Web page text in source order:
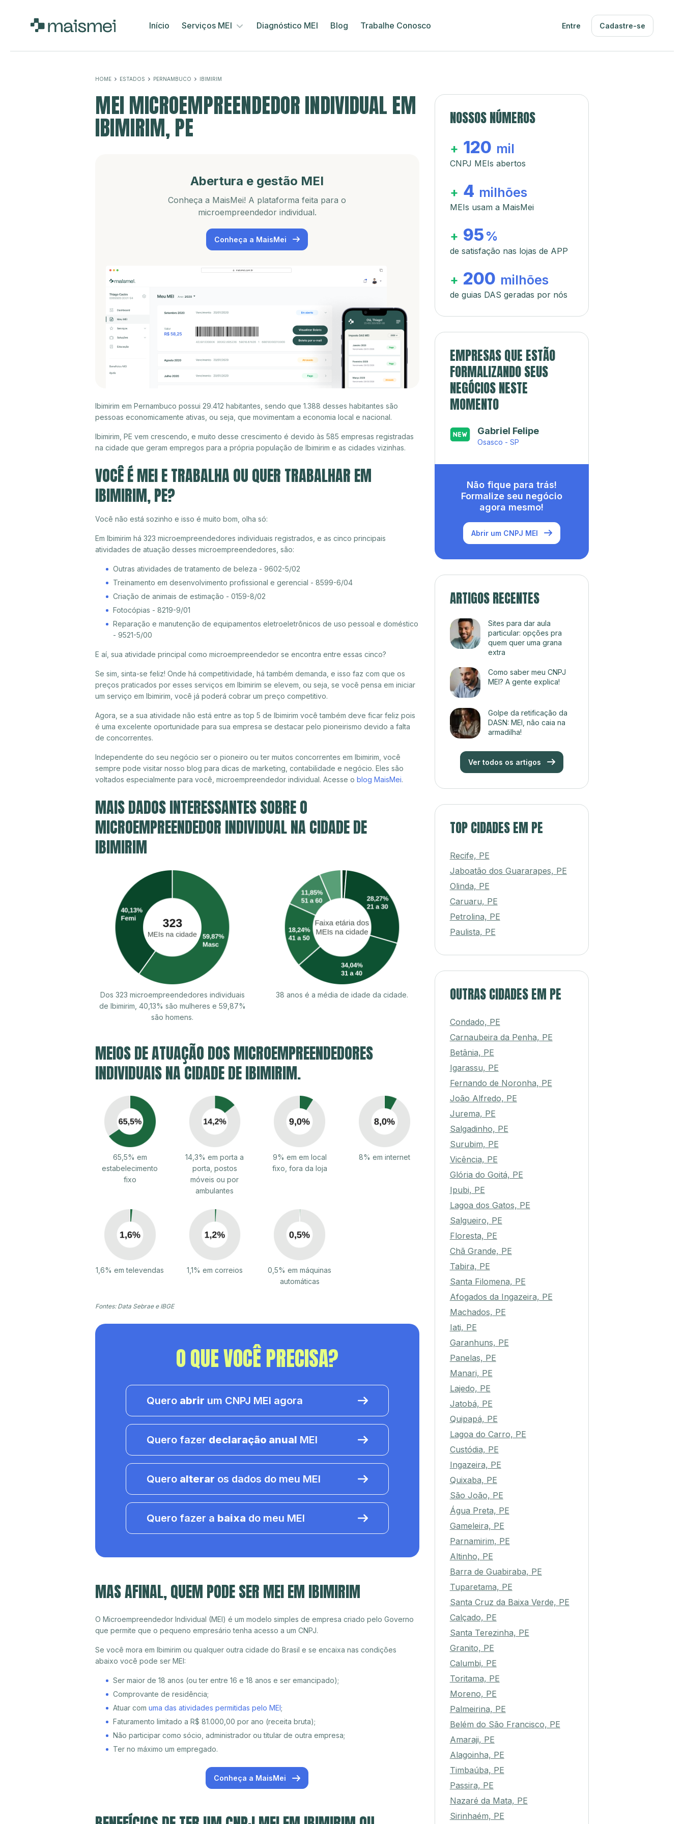
Início Serviços MEI Diagnóstico MEI Blog Trabalhe Conosco Entre Cadastre-se
HOME ESTADOS PERNAMBUCO IBIMIRIM
MEI MICROEMPREENDEDOR INDIVIDUAL EM
IBIMIRIM, PE
Abertura e gestão MEI
Conheça a MaisMei! A plataforma feita para o
microempreendedor individual.
Conheça a MaisMei
Ibimirim em Pernambuco possui 29.412 habitantes, sendo que 1.388 desses habitantes são
pessoas economicamente ativas, ou seja, que movimentam a economia local e nacional.
Ibimirim, PE vem crescendo, e muito desse crescimento é devido às 585 empresas registradas
na cidade que geram empregos para a própria população de Ibimirim e as cidades vizinhas.
VOCÊ É MEI E TRABALHA OU QUER TRABALHAR EM
IBIMIRIM, PE?
Você não está sozinho e isso é muito bom, olha só:
Em Ibimirim há 323 microempreendedores individuais registrados, e as cinco principais
atividades de atuação desses microempreendedores, são:
Outras atividades de tratamento de beleza - 9602-5/02
Treinamento em desenvolvimento profissional e gerencial - 8599-6/04
Criação de animais de estimação - 0159-8/02
Fotocópias - 8219-9/01
Reparação e manutenção de equipamentos eletroeletrônicos de uso pessoal e doméstico
- 9521-5/00
E aí, sua atividade principal como microempreendedor se encontra entre essas cinco?
Se sim, sinta-se feliz! Onde há competitividade, há também demanda, e isso faz com que os
preços praticados por esses serviços em Ibimirim se elevem, ou seja, se você pensa em iniciar
um serviço em Ibimirim, você já poderá cobrar um preço competitivo.
Agora, se a sua atividade não está entre as top 5 de Ibimirim você também deve ficar feliz pois
é uma excelente oportunidade para sua empresa se destacar pelo pioneirismo devido a falta
de concorrentes.
Independente do seu negócio ser o pioneiro ou ter muitos concorrentes em Ibimirim, você
sempre pode visitar nosso blog para dicas de marketing, contabilidade e negócio. Eles são
voltados especialmente para você, microempreendedor individual. Acesse o blog MaisMei.
MAIS DADOS INTERESSANTES SOBRE O
MICROEMPREENDEDOR INDIVIDUAL NA CIDADE DE
IBIMIRIM
Dos 323 microempreendedores individuais
de Ibimirim, 40,13% são mulheres e 59,87%
são homens.
38 anos é a média de idade da cidade.
MEIOS DE ATUAÇÃO DOS MICROEMPREENDEDORES
INDIVIDUAIS NA CIDADE DE IBIMIRIM.
65,5% em
estabelecimento
fixo
14,3% em porta a
porta, postos
móveis ou por
ambulantes
9% em em local
fixo, fora da loja
8% em internet
1,6% em televendas 1,1% em correios
0,5% em máquinas
automáticas
Fontes: Data Sebrae e IBGE
O QUE VOCÊ PRECISA?
Quero abrir um CNPJ MEI agora
Quero fazer declaração anual MEI
Quero alterar os dados do meu MEI
Quero fazer a baixa do meu MEI
MAS AFINAL, QUEM PODE SER MEI EM IBIMIRIM
O Microempreendedor Individual (MEI) é um modelo simples de empresa criado pelo Governo
que permite que o pequeno empresário tenha acesso a um CNPJ.
Se você mora em Ibimirim ou qualquer outra cidade do Brasil e se encaixa nas condições
abaixo você pode ser MEI:
Ser maior de 18 anos (ou ter entre 16 e 18 anos e ser emancipado);
Comprovante de residência;
Atuar com uma das atividades permitidas pelo MEI;
Faturamento limitado a R$ 81.000,00 por ano (receita bruta);
Não participar como sócio, administrador ou titular de outra empresa;
Ter no máximo um empregado.
Conheça a MaisMei
NOSSOS NÚMEROS
+ 120 mil
CNPJ MEIs abertos
+ 4 milhões
MEIs usam a MaisMei
+ 95 %
de satisfação nas lojas de APP
+ 200 milhões
de guias DAS geradas por nós
EMPRESAS QUE ESTÃO
FORMALIZANDO SEUS
NEGÓCIOS NESTE
MOMENTO
Gabriel Felipe
Osasco - SP
Não fique para trás!
Formalize seu negócio
agora mesmo!
Abrir um CNPJ MEI
ARTIGOS RECENTES
Sites para dar aula
particular: opções pra
quem quer uma grana
extra
Como saber meu CNPJ
MEI? A gente explica!
Golpe da retificação da
DASN: MEI, não caia na
armadilha!
Ver todos os artigos
TOP CIDADES EM PE
Recife, PE
Jaboatão dos Guararapes, PE
Olinda, PE
Caruaru, PE
Petrolina, PE
Paulista, PE
OUTRAS CIDADES EM PE
Condado, PE
Carnaubeira da Penha, PE
Betânia, PE
Igarassu, PE
Fernando de Noronha, PE
João Alfredo, PE
Jurema, PE
Salgadinho, PE
Surubim, PE
Vicência, PE
Glória do Goitá, PE
Ipubi, PE
Lagoa dos Gatos, PE
Salgueiro, PE
Floresta, PE
Chã Grande, PE
Tabira, PE
Santa Filomena, PE
Afogados da Ingazeira, PE
Machados, PE
Iati, PE
Garanhuns, PE
Panelas, PE
Manari, PE
Lajedo, PE
Jatobá, PE
Quipapá, PE
Lagoa do Carro, PE
Custódia, PE
Ingazeira, PE
Quixaba, PE
São João, PE
Água Preta, PE
Gameleira, PE
Parnamirim, PE
Altinho, PE
Barra de Guabiraba, PE
Tuparetama, PE
Santa Cruz da Baixa Verde, PE
Calçado, PE
Santa Terezinha, PE
Granito, PE
Calumbi, PE
Toritama, PE
Moreno, PE
Palmeirina, PE
Belém do São Francisco, PE
Amaraji, PE
Alagoinha, PE
Timbaúba, PE
Passira, PE
Nazaré da Mata, PE
Sirinhaém, PE